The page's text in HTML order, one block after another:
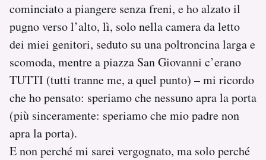
cominciato a piangere senza freni, e ho alzato il
pugno verso l’alto, lì, solo nella camera da letto
dei miei genitori, seduto su una poltroncina larga e
scomoda, mentre a piazza San Giovanni c’erano
TUTTI (tutti tranne me, a quel punto) – mi ricordo
che ho pensato: speriamo che nessuno apra la porta
(più sinceramente: speriamo che mio padre non
apra la porta).
E non perché mi sarei vergognato, ma solo perché